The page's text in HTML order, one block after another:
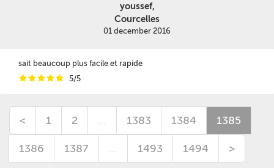
youssef,
Courcelles
01 december 2016
sait beaucoup plus facile et rapide
iiiii 5/5
< 1 2 … 1383 1384 1385
1386 1387 … 1493 1494 >